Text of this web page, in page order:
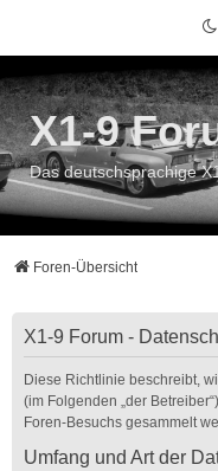
X1-9
Das deutschsprachige
Foren-Übersicht
X1-9 Forum -
Diese Richtlinie beschreibt,
(im Folgenden „der
Foren-Besuchs gesammelt
Umfang und Art der